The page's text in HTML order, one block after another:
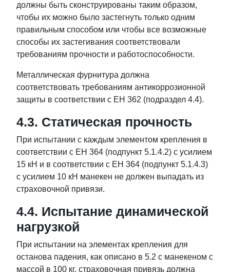
должны быть сконструированы таким образом,
чтобы их можно было застегнуть только одним
правильным способом или чтобы все возможные
способы их застегивания соответствовали
требованиям прочности и работоспособности.
Металлическая фурнитура должна
соответствовать требованиям антикоррозионной
защиты в соответствии с ЕН 362 (подраздел 4.4).
4.3. Статическая прочность
При испытании с каждым элементом крепления в
соответствии с ЕН 364 (подпункт 5.1.4.2) с усилием
15 кН и в соответствии с ЕН 364 (подпункт 5.1.4.3)
с усилием 10 кН манекен не должен выпадать из
страховочной привязи.
4.4. Испытание динамической
нагрузкой
При испытании на элементах крепления для
останова падения, как описано в 5.2 с манекеном с
массой в 100 кг, страховочная привязь должна